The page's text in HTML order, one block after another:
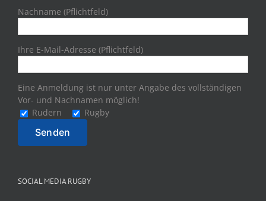
Nachname (Pflichtfeld)
Ihre E-Mail-Adresse (Pflichtfeld)
Eine Anmeldung ist nur unter Angabe des vollständigen
Vor- und Nachnamen möglich!
Rudern
Rugby
SOCIAL MEDIA RUGBY